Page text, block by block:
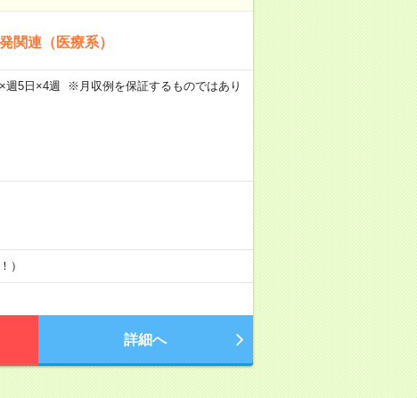
関連（医療系）
5日×4週 ※月収例を保証するものではあり
）
詳細へ